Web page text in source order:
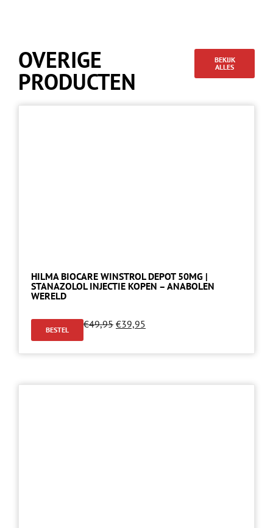
OVERIGE
PRODUCTEN
BEKIJK
ALLES
HILMA BIOCARE WINSTROL DEPOT 50MG |
STANAZOLOL INJECTIE KOPEN – ANABOLEN
WERELD
BESTEL €49,95 €39,95